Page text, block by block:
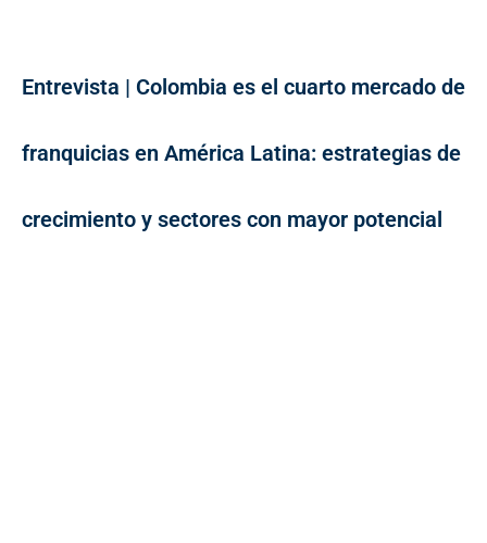
Entrevista | Colombia es el cuarto mercado de
franquicias en América Latina: estrategias de
crecimiento y sectores con mayor potencial